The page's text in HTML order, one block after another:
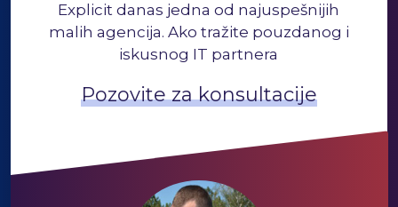
Explicit danas jedna od najuspešnijih
malih agencija. Ako tražite pouzdanog i
iskusnog IT partnera
Pozovite za konsultacije